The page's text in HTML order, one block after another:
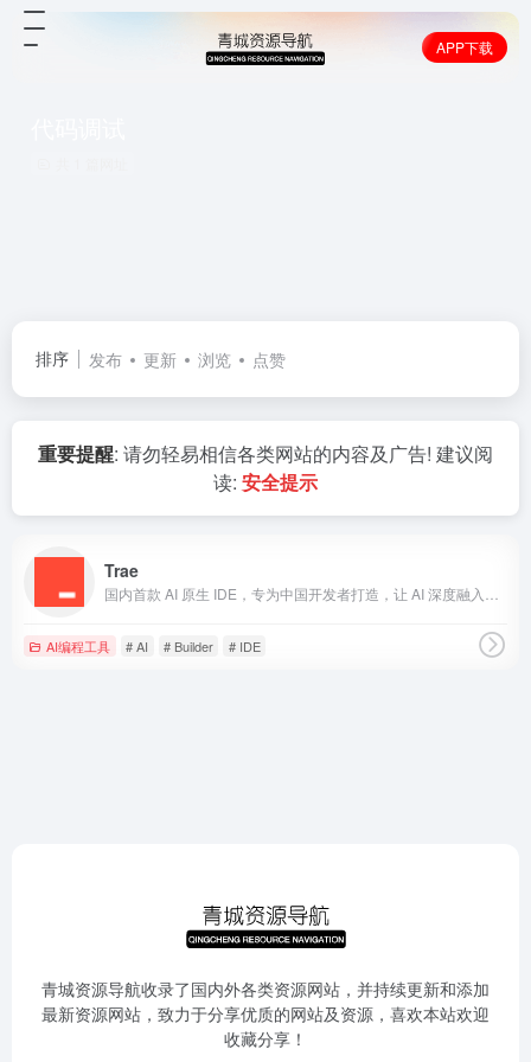
APP下载
排序 发布 更新 浏览 点赞
重要提醒: 请勿轻易相信各类网站的内容及广告! 建议阅
读: 安全提示
Trae
AI编程工具 # AI # Builder # IDE
青城资源导航收录了国内外各类资源网站，并持续更新和添加
最新资源网站，致力于分享优质的网站及资源，喜欢本站欢迎
收藏分享！